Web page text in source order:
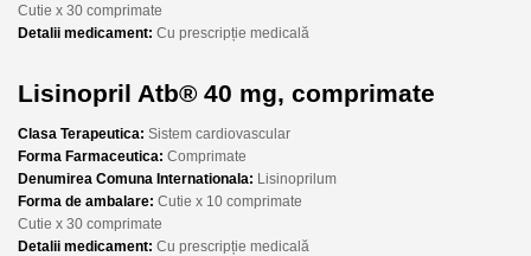
Cutie x 30 comprimate
Detalii medicament: Cu prescripție medicală
Lisinopril Atb® 40 mg, comprimate
Clasa Terapeutica: Sistem cardiovascular
Forma Farmaceutica: Comprimate
Denumirea Comuna Internationala: Lisinoprilum
Forma de ambalare: Cutie x 10 comprimate
Cutie x 30 comprimate
Detalii medicament: Cu prescripție medicală